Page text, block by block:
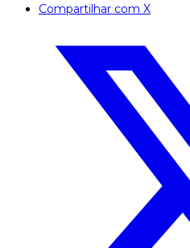
Compartilhar com X